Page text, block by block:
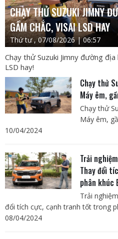
CHẠY THỬ SUZUKI JIMNY
GẦM CHẮC, VISAI LSD HAY
Thứ tư , 07/08/2026 | 06:57
Chạy thử Suzuki Jimny đường
LSD hay!
Chạy thử
Máy êm,
Chạy thử
Máy êm,
10/04/2024
Trải
Thay đổi
phân khúc
Trải
đổi tích cực, cạnh tranh tốt trong
08/04/2024